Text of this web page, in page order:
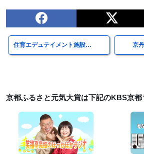
住育エデュテイメント施設… 京
京都ふるさと元気大賞は下記のKBS京都